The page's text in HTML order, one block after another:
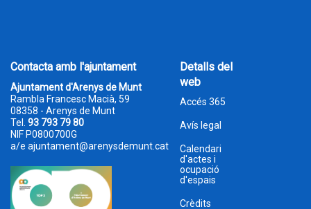
Contacta amb l'ajuntament
Ajuntament d'Arenys de Munt
Rambla Francesc Macià, 59
08358 - Arenys de Munt
Tel. 93 793 79 80
NIF P0800700G
a/e ajuntament@arenysdemunt.cat
Detalls del
web
Accés 365
Avís legal
Calendari
d'actes i
ocupació
d'espais
Crèdits